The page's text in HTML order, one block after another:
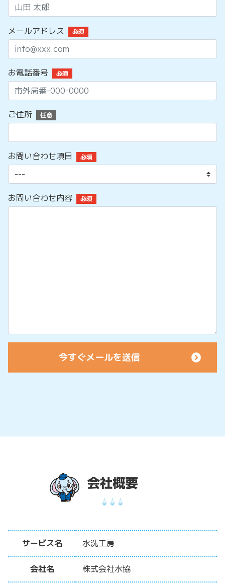
メールアドレス 必須
お電話番号 必須
ご住所 任意
お問い合わせ項目 必須
お問い合わせ内容 必須
サービス名 水洗工房
会社名 株式会社水協